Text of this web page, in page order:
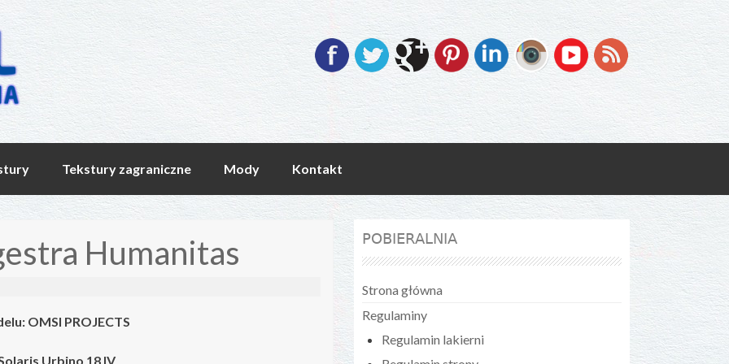
Tekstury zagraniczne Mody Kontakt
Humanitas
OMSI PROJECTS
Urbino 18 IV
POBIERALNIA
Strona główna
Regulaminy
Regulamin lakierni